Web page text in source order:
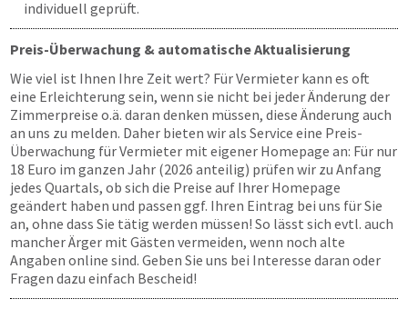
individuell geprüft.
Preis-Überwachung & automatische Aktualisierung
Wie viel ist Ihnen Ihre Zeit wert? Für Vermieter kann es oft
eine Erleichterung sein, wenn sie nicht bei jeder Änderung der
Zimmerpreise o.ä. daran denken müssen, diese Änderung auch
an uns zu melden. Daher bieten wir als Service eine Preis-
Überwachung für Vermieter mit eigener Homepage an: Für nur
18 Euro im ganzen Jahr (2026 anteilig) prüfen wir zu Anfang
jedes Quartals, ob sich die Preise auf Ihrer Homepage
geändert haben und passen ggf. Ihren Eintrag bei uns für Sie
an, ohne dass Sie tätig werden müssen! So lässt sich evtl. auch
mancher Ärger mit Gästen vermeiden, wenn noch alte
Angaben online sind. Geben Sie uns bei Interesse daran oder
Fragen dazu einfach Bescheid!